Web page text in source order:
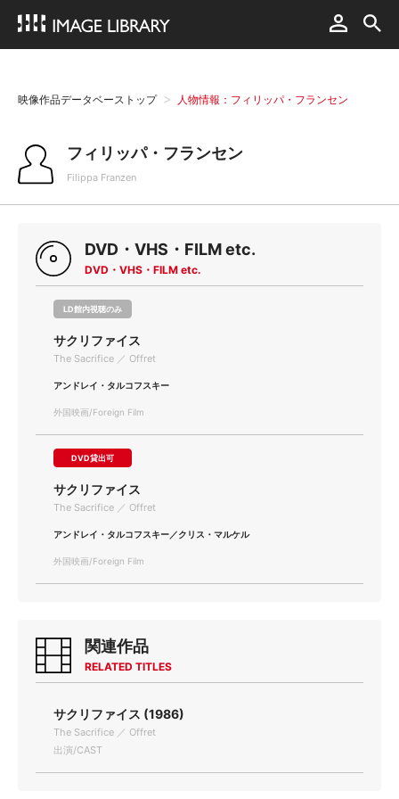
映像作品データベーストップ 人物情報：フィリッパ・フランセン
フィリッパ・フランセン
Filippa Franzen
DVD・VHS・FILM etc.
DVD・VHS・FILM etc.
LD館内視聴のみ
サクリファイス
The Sacrifice ／ Offret
アンドレイ・タルコフスキー
外国映画/Foreign Film
DVD貸出可
サクリファイス
The Sacrifice ／ Offret
アンドレイ・タルコフスキー／クリス・マルケル
外国映画/Foreign Film
関連作品
RELATED TITLES
サクリファイス (1986)
The Sacrifice ／ Offret
出演/CAST